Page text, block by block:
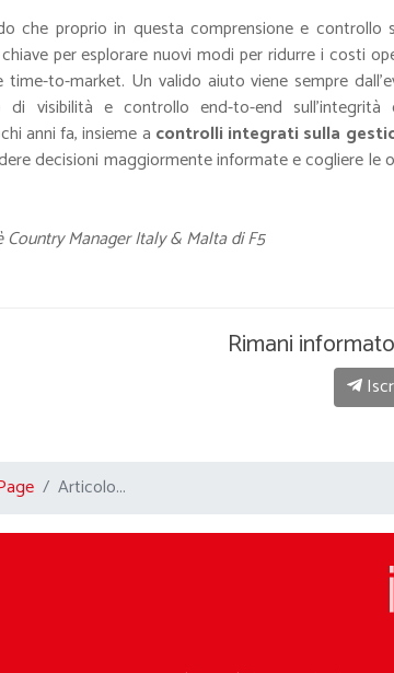
che proprio in questa comprensione e controllo
per esplorare nuovi modi per ridurre i costi
to-market. Un valido aiuto viene sempre
di visibilità e controllo end-to-end sull'integrità
anni fa, insieme a controlli integrati sulla
decisioni maggiormente informate e cogliere le
Country Manager Italy & Malta di F5
Rimani
Articolo...